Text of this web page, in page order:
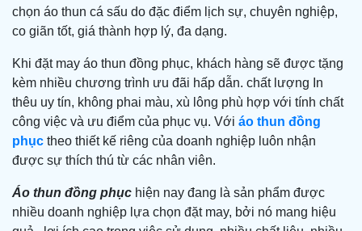
chọn áo thun cá sấu do đặc điểm lịch sự, chuyên nghiệp,
co giãn tốt, giá thành hợp lý, đa dạng.
Khi đặt may áo thun đồng phục, khách hàng sẽ được tặng
kèm nhiều chương trình ưu đãi hấp dẫn. chất lượng In
thêu uy tín, không phai màu, xù lông phù hợp với tính chất
công việc và ưu điểm của phục vụ. Với áo thun đồng
phục theo thiết kế riêng của doanh nghiệp luôn nhận
được sự thích thú từ các nhân viên.
Áo thun đồng phục hiện nay đang là sản phẩm được
nhiều doanh nghiệp lựa chọn đặt may, bởi nó mang hiệu